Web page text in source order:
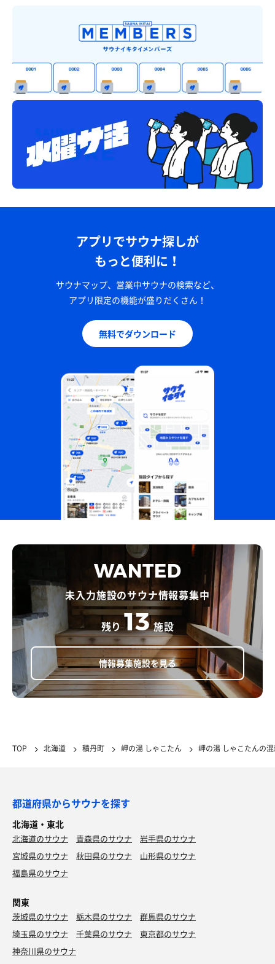
アプリでサウナ探しが
もっと便利に！
サウナマップ、営業中サウナの検索など、
アプリ限定の機能が盛りだくさん！
無料でダウンロード
WANTED
未入力施設のサウナ情報募集中
残り 13 施設
情報募集施設を見る
TOP 北海道 積丹町 岬の湯 しゃこたん 岬の湯 しゃこたんの
都道府県からサウナを探す
北海道・東北
北海道のサウナ 青森県のサウナ
岩手県のサウナ
宮城県のサウナ
秋田県のサウナ
山形県のサウナ
福島県のサウナ
関東
茨城県のサウナ 栃木県のサウナ
群馬県のサウナ
埼玉県のサウナ
千葉県のサウナ
東京都のサウナ
神奈川県のサウナ